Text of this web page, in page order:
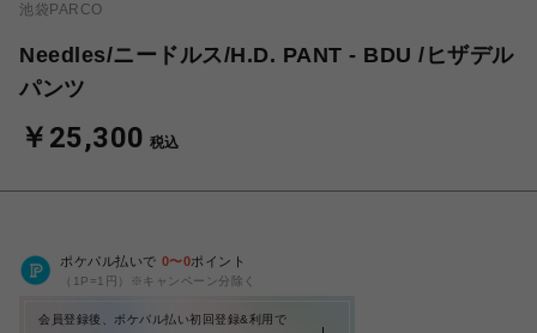
池袋PARCO
Needles/ニードルス/H.D. PANT - BDU /ヒザデル
パンツ
￥25,300 税込
ポケパル払いで 0〜0ポイント
（1P=1円）※キャンペーン分除く
会員登録後、ポケパル払い初回登録&利用で